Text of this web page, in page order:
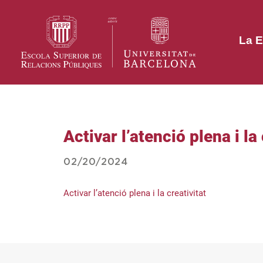
La
Activar l’atenció plena i
02/20/2024
Activar l’atenció plena i la creativitat